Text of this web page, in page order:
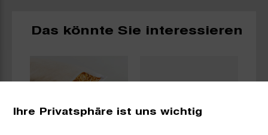
Das könnte Sie interessieren
Ihre Privatsphäre ist uns wichtig